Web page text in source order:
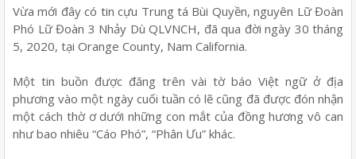
Vừa mới đây có tin cựu Trung tá Bùi Quyền, nguyên Lữ Đoàn
Phó Lữ Đoàn 3 Nhảy Dù QLVNCH, đã qua đời ngày 30 tháng
5, 2020, tại Orange County, Nam California.
Một tin buồn được đăng trên vài tờ báo Việt ngữ ở địa
phương vào một ngày cuối tuần có lẽ cũng đã được đón nhận
một cách thờ ơ dưới những con mắt của đồng hương vô can
như bao nhiêu “Cáo Phó”, “Phân Ưu” khác.